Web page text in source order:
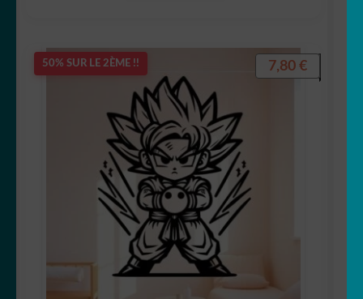
50% SUR LE 2ÈME !! 7,80 €